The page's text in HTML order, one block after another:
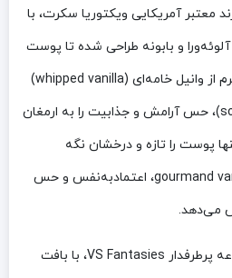
معتبر آمریکایی ویکتوریا سکرت، با
و بابونه طراحی شده تا پوست
را مرطوب کرده و با رایحه‌ای نرم از وانیل خامه‌ای (whipped vanilla)
و کشمیر نرم (soft cashmere)، حس آرامش و جذابیت را به ارمغان
پوست را تازه و درخشان نگه
می‌دارد، بلکه با رایحه‌ای gourmand vanilla، اعتمادبه‌نفس و حس
می‌دهد.
این محصول، بخشی از مجموعه پرطرفدار VS Fantasies، با بافت